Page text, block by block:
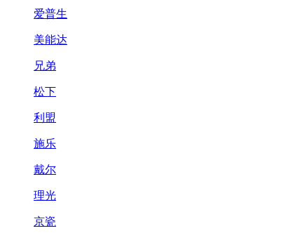
爱普生
美能达
兄弟
松下
利盟
施乐
戴尔
理光
京瓷